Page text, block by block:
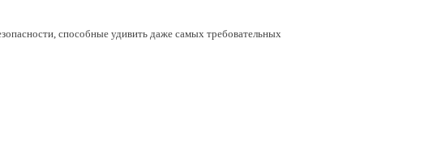
способные удивить даже самых требовательных